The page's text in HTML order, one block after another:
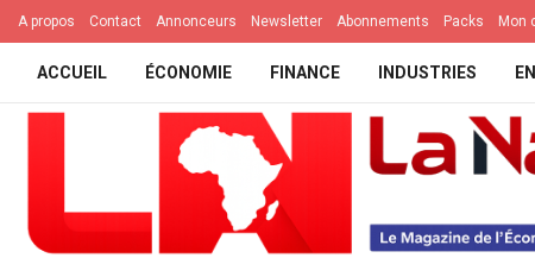
A propos Contact Annonceurs Newsletter Abonnements Packs Mon
ACCUEIL ÉCONOMIE FINANCE INDUSTRIES